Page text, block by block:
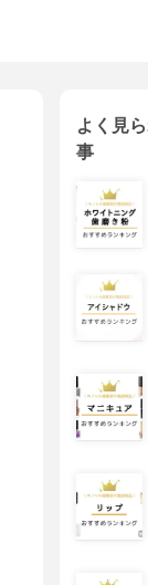
よく見
事